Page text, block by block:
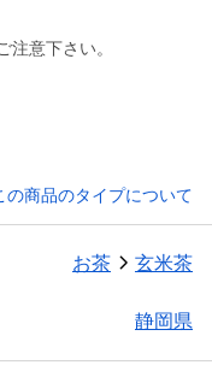
意下さい。
の商品のタイプについて
お茶 玄米茶
静岡県